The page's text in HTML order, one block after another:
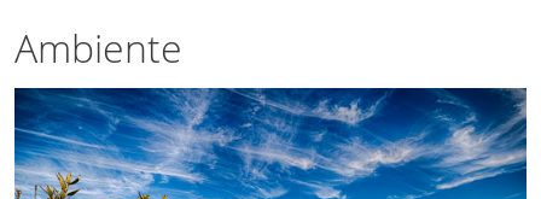
Ambiente